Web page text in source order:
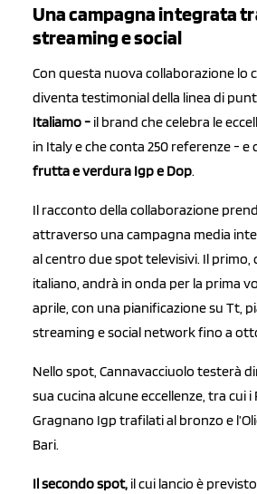
Una campagna integrata
streaming e social
Con questa nuova collaborazione lo
diventa testimonial della linea di
Italiamo - il brand che celebra le
in Italy e che conta 250 referenze - e
frutta e verdura Igp e Dop.
Il racconto della collaborazione
attraverso una campagna media
al centro due spot televisivi. Il primo,
italiano, andrà in onda per la prima
aprile, con una pianificazione su Tt,
streaming e social network fino a
Nello spot, Cannavacciuolo testerà
sua cucina alcune eccellenze, tra cui
Gragnano Igp trafilati al bronzo e
Bari.
Il secondo spot, il cui lancio è